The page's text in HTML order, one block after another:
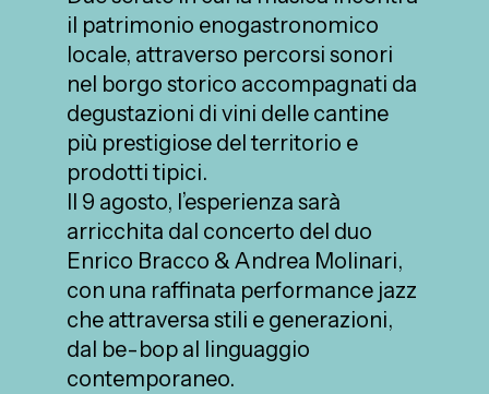
il patrimonio enogastronomico
locale, attraverso percorsi sonori
nel borgo storico accompagnati da
degustazioni di vini delle cantine
più prestigiose del territorio e
prodotti tipici.
Il 9 agosto, l’esperienza sarà
arricchita dal concerto del duo
Enrico Bracco & Andrea Molinari,
con una raffinata performance jazz
che attraversa stili e generazioni,
dal be-bop al linguaggio
contemporaneo.